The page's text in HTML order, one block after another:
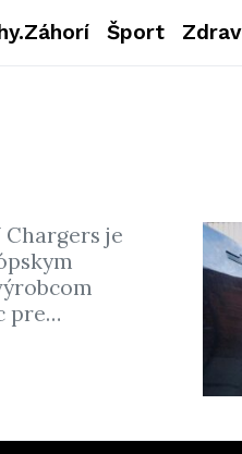
Šport
Chargers je
pre…